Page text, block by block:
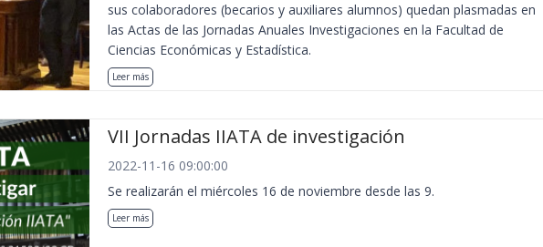
sus colaboradores (becarios y auxiliares alumnos) quedan plasmadas en
las Actas de las Jornadas Anuales Investigaciones en la Facultad de
Ciencias Económicas y Estadística.
Leer más
VII Jornadas IIATA de investigación
2022-11-16 09:00:00
Se realizarán el miércoles 16 de noviembre desde las 9.
Leer más